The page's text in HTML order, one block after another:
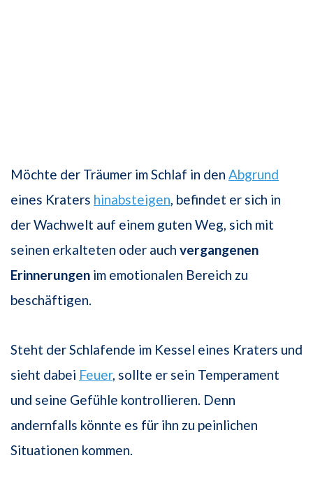
Möchte der Träumer im Schlaf in den Abgrund
eines Kraters hinabsteigen , befindet er sich in
der Wachwelt auf einem guten Weg, sich mit
seinen erkalteten oder auch vergangenen
Erinnerungen im emotionalen Bereich zu
beschäftigen.
Steht der Schlafende im Kessel eines Kraters und
sieht dabei Feuer, sollte er sein Temperament
und seine Gefühle kontrollieren. Denn
andernfalls könnte es für ihn zu peinlichen
Situationen kommen.